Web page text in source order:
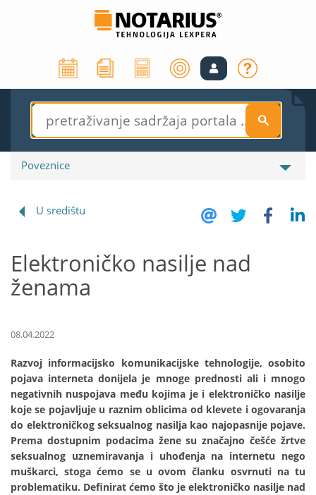
S
Poveznice
U središtu
Elektroničko nasilje nad
ženama
08.04.2022
Razvoj informacijsko komunikacijske tehnologije, osobito
pojava interneta donijela je mnoge prednosti ali i mnogo
negativnih nuspojava među kojima je i elektroničko nasilje
koje se pojavljuje u raznim oblicima od klevete i ogovaranja
do elektroničkog seksualnog nasilja kao najopasnije pojave.
Prema dostupnim podacima žene su značajno češće žrtve
seksualnog uznemiravanja i uhođenja na internetu nego
muškarci, stoga ćemo se u ovom članku osvrnuti na tu
problematiku. Definirat ćemo što je elektroničko nasilje nad